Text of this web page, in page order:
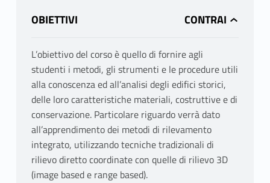
OBIETTIVI
L’obiettivo del corso è quello di fornire agli
studenti i metodi, gli strumenti e le procedure utili
alla conoscenza ed all’analisi degli edifici storici,
delle loro caratteristiche materiali, costruttive e di
conservazione. Particolare riguardo verrà dato
all’apprendimento dei metodi di rilevamento
integrato, utilizzando tecniche tradizionali di
rilievo diretto coordinate con quelle di rilievo 3D
(image based e range based).